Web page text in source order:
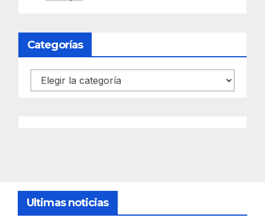
Categorías
Categorías
Ultimas noticias